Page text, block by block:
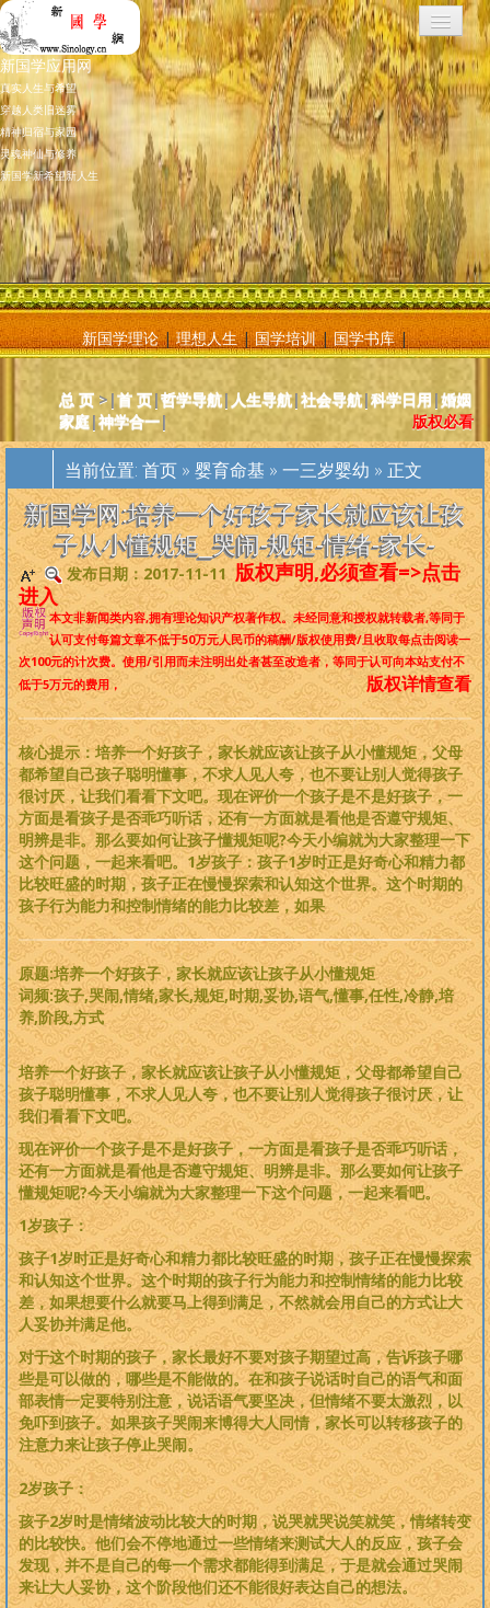
新国学应用网
真实人生与希望
穿越人类旧迷雾
精神归宿与家园
灵魂神仙与修养
新国学新希望新人生
新国学理论|理想人生|国学培训|国学书库|
新国学应用网是将新国学理论付诸应用的地方，新国学理论及其核心
基元学十分庞大复杂，特别是社会学部分和自然科学部分对于大多数
人而言因基础知识不够而难以理解。新国学应用网则将复杂的原理和
逻辑，简化为相对易懂和利于人们日常使用的内容方法。主要分为人
体人生、宗教、神灵、社会常识和科学常识。现在，新国学理论已经
是一个非常完备、深度范畴远超旧国学的系统性理论，来吧，每个人
都可以从中获益 。
版权必读
刘基元
新国学理论
婴童教育
人性教育
居住教育
健身医学
基元学网
总 页 >|首 页|哲学导航| 人生导航|社会导航|科学日用 |婚姻
家庭|神学合一| 版权必看
当前位置: 首页 » 婴育命基 » 一三岁婴幼 » 正文
新国学网:培养一个好孩子家长就应该让孩
子从小懂规矩_哭闹-规矩-情绪-家长-
发布日期：2017-11-11版权声明,必须查看=>点击
进入
本文非新闻类内容,拥有理论知识产权著作权。 未经同意和授权就转载者,等同于
认可支付每篇文章不低于50万元人民币的稿酬/版权使用费/且收取每点击阅读一
次100元的计次费。使用/引用而未注明出处者甚至改造者，等同于认可向本站支付不
低于5万元的费用，
版权详情查看
核心提示：培养一个好孩子，家长就应该让孩子从小懂规矩，父母
都希望自己孩子聪明懂事，不求人见人夸，也不要让别人觉得孩子
很讨厌，让我们看看下文吧。现在评价一个孩子是不是好孩子，一
方面是看孩子是否乖巧听话，还有一方面就是看他是否遵守规矩、
明辨是非。那么要如何让孩子懂规矩呢?今天小编就为大家整理一下
这个问题，一起来看吧。1岁孩子：孩子1岁时正是好奇心和精力都
比较旺盛的时期，孩子正在慢慢探索和认知这个世界。这个时期的
孩子行为能力和控制情绪的能力比较差，如果
原题:培养一个好孩子，家长就应该让孩子从小懂规矩
词频:孩子,哭闹,情绪,家长,规矩,时期,妥协,语气,懂事,任性,冷静,培
养,阶段,方式
培养一个好孩子，家长就应该让孩子从小懂规矩，父母都希望自己
孩子聪明懂事，不求人见人夸，也不要让别人觉得孩子很讨厌，让
我们看看下文吧。
现在评价一个孩子是不是好孩子，一方面是看孩子是否乖巧听话，
还有一方面就是看他是否遵守规矩、明辨是非。那么要如何让孩子
懂规矩呢?今天小编就为大家整理一下这个问题，一起来看吧。
1岁孩子：
孩子1岁时正是好奇心和精力都比较旺盛的时期，孩子正在慢慢探索
和认知这个世界。这个时期的孩子行为能力和控制情绪的能力比较
差，如果想要什么就要马上得到满足，不然就会用自己的方式让大
人妥协并满足他。
对于这个时期的孩子，家长最好不要对孩子期望过高，告诉孩子哪
些是可以做的，哪些是不能做的。在和孩子说话时自己的语气和面
部表情一定要特别注意，说话语气要坚决，但情绪不要太激烈，以
免吓到孩子。如果孩子哭闹来博得大人同情，家长可以转移孩子的
注意力来让孩子停止哭闹。
2岁孩子：
孩子2岁时是情绪波动比较大的时期，说哭就哭说笑就笑，情绪转变
的比较快。他们会不停地通过一些情绪来测试大人的反应，孩子会
发现，并不是自己的每一个需求都能得到满足，于是就会通过哭闹
来让大人妥协，这个阶段他们还不能很好表达自己的想法。